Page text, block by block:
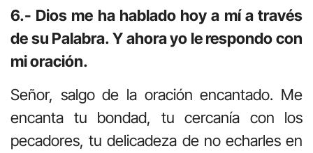
6.- Dios me ha hablado hoy a mí a través
de su Palabra. Y ahora yo le respondo con
mi oración.
Señor, salgo de la oración encantado. Me
encanta tu bondad, tu cercanía con los
pecadores, tu delicadeza de no echarles en